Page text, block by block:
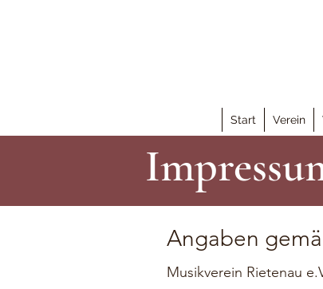
Start Verein
Angaben
Musikverein Rietenau